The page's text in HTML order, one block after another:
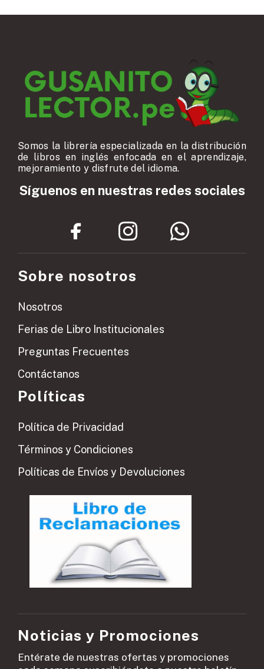
Somos la librería especializada en la distribución
de libros en inglés enfocada en el aprendizaje,
mejoramiento y disfrute del idioma.
Síguenos en nuestras redes sociales
Sobre nosotros
Nosotros
Ferias de Libro Institucionales
Preguntas Frecuentes
Contáctanos
Políticas
Política de Privacidad
Términos y Condiciones
Políticas de Envíos y Devoluciones
Noticias y Promociones
Entérate de nuestras ofertas y promociones